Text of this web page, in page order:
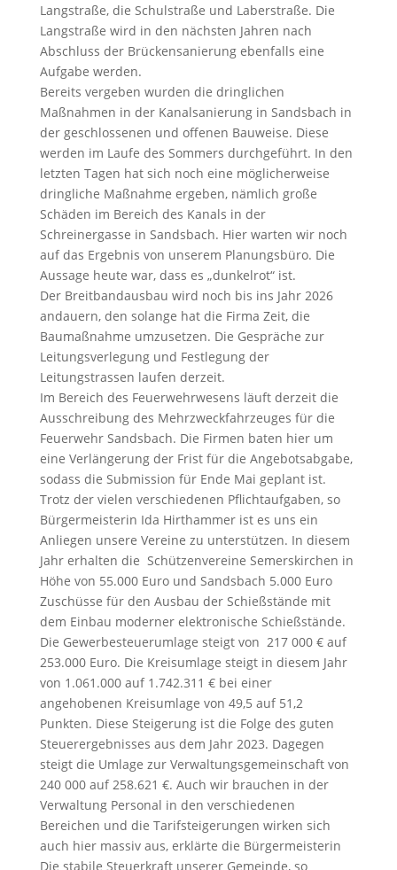
Langstraße, die Schulstraße und Laberstraße. Die
Langstraße wird in den nächsten Jahren nach
Abschluss der Brückensanierung ebenfalls eine
Aufgabe werden.
Bereits vergeben wurden die dringlichen
Maßnahmen in der Kanalsanierung in Sandsbach in
der geschlossenen und offenen Bauweise. Diese
werden im Laufe des Sommers durchgeführt. In den
letzten Tagen hat sich noch eine möglicherweise
dringliche Maßnahme ergeben, nämlich große
Schäden im Bereich des Kanals in der
Schreinergasse in Sandsbach. Hier warten wir noch
auf das Ergebnis von unserem Planungsbüro. Die
Aussage heute war, dass es „dunkelrot“ ist.
Der Breitbandausbau wird noch bis ins Jahr 2026
andauern, den solange hat die Firma Zeit, die
Baumaßnahme umzusetzen. Die Gespräche zur
Leitungsverlegung und Festlegung der
Leitungstrassen laufen derzeit.
Im Bereich des Feuerwehrwesens läuft derzeit die
Ausschreibung des Mehrzweckfahrzeuges für die
Feuerwehr Sandsbach. Die Firmen baten hier um
eine Verlängerung der Frist für die Angebotsabgabe,
sodass die Submission für Ende Mai geplant ist.
Trotz der vielen verschiedenen Pflichtaufgaben, so
Bürgermeisterin Ida Hirthammer ist es uns ein
Anliegen unsere Vereine zu unterstützen. In diesem
Jahr erhalten die Schützenvereine Semerskirchen in
Höhe von 55.000 Euro und Sandsbach 5.000 Euro
Zuschüsse für den Ausbau der Schießstände mit
dem Einbau moderner elektronische Schießstände.
Die Gewerbesteuerumlage steigt von 217 000 € auf
253.000 Euro. Die Kreisumlage steigt in diesem Jahr
von 1.061.000 auf 1.742.311 € bei einer
angehobenen Kreisumlage von 49,5 auf 51,2
Punkten. Diese Steigerung ist die Folge des guten
Steuerergebnisses aus dem Jahr 2023. Dagegen
steigt die Umlage zur Verwaltungsgemeinschaft von
240 000 auf 258.621 €. Auch wir brauchen in der
Verwaltung Personal in den verschiedenen
Bereichen und die Tarifsteigerungen wirken sich
auch hier massiv aus, erklärte die Bürgermeisterin
Die stabile Steuerkraft unserer Gemeinde, so